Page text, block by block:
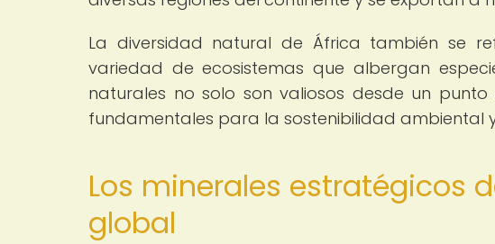
La diversidad natural de África también se
variedad de ecosistemas que albergan
naturales no solo son valiosos desde un
fundamentales para la sostenibilidad ambiental
Los minerales estratégicos
global